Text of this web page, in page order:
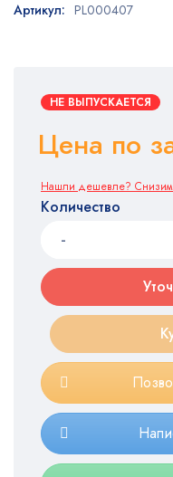
НЕ ВЫПУСКАЕТСЯ
Цена по
Нашли дешевле?
Количество
Артикул: PL000407